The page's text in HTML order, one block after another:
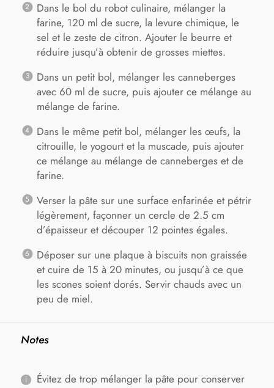
Dans le bol du robot culinaire, mélanger la
farine, 120 ml de sucre, la levure chimique, le
sel et le zeste de citron. Ajouter le beurre et
réduire jusqu’à obtenir de grosses miettes.
Dans un petit bol, mélanger les canneberges
avec 60 ml de sucre, puis ajouter ce mélange au
mélange de farine.
Dans le même petit bol, mélanger les œufs, la
citrouille, le yogourt et la muscade, puis ajouter
ce mélange au mélange de canneberges et de
farine.
Verser la pâte sur une surface enfarinée et pétrir
légèrement, façonner un cercle de 2.5 cm
d’épaisseur et découper 12 pointes égales.
Déposer sur une plaque à biscuits non graissée
et cuire de 15 à 20 minutes, ou jusqu’à ce que
les scones soient dorés. Servir chauds avec un
peu de miel.
Notes
Évitez de trop mélanger la pâte pour conserver